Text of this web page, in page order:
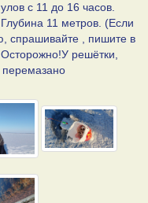
с 11 до 16 часов.
11 метров. (Если
спрашивайте , пишите в
решётки,
перемазано